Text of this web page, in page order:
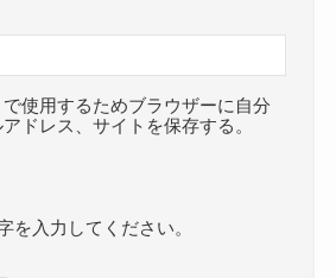
使用するためブラウザーに自分
ドレス、サイトを保存する。
を入力してください。